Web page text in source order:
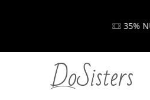
35% NUOLAIDA SU KODU VISKAM35